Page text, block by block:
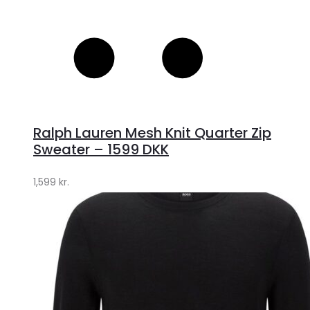
Ralph Lauren Mesh Knit Quarter Zip
Sweater – 1599 DKK
1,599 kr.